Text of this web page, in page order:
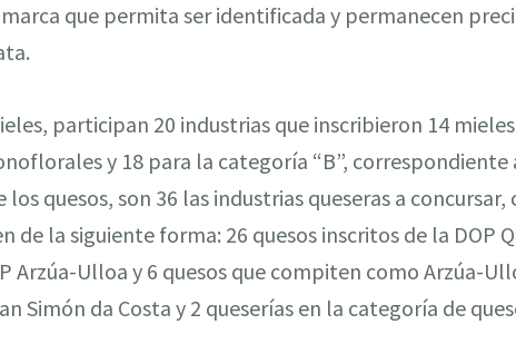
que permita ser identificada y permanecen
participan 20 industrias que inscribieron 14
y 18 para la categoría “B”, correspondiente
quesos, son 36 las industrias queseras a
de la siguiente forma: 26 quesos inscritos de la DOP
Arzúa-Ulloa y 6 quesos que compiten como Arzúa-
Simón da Costa y 2 queserías en la categoría de